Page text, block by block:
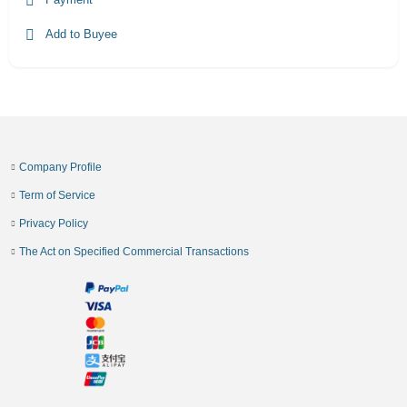
Add to Buyee
Company Profile
Term of Service
Privacy Policy
The Act on Specified Commercial Transactions